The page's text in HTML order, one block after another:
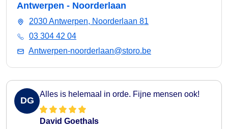
Antwerpen - Noorderlaan
2030 Antwerpen, Noorderlaan 81
03 304 42 04
Antwerpen-noorderlaan@storo.be
DG
Alles is helemaal in orde. Fijne mensen ook!
David Goethals